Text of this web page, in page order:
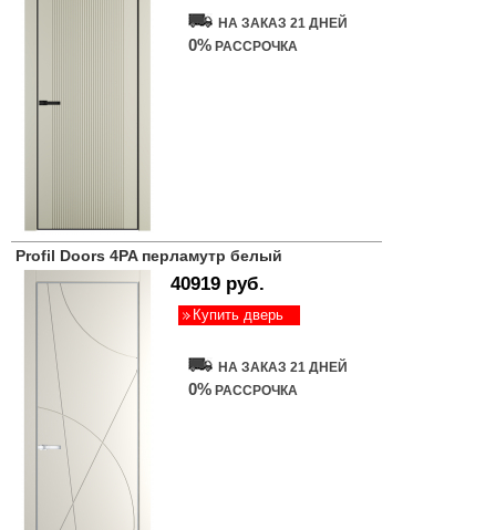
НА ЗАКАЗ 21 ДНЕЙ
0% РАССРОЧКА
Profil Doors 4PA перламутр белый
40919 руб.
Купить дверь
НА ЗАКАЗ 21 ДНЕЙ
0% РАССРОЧКА